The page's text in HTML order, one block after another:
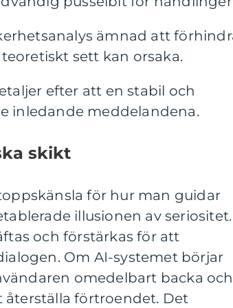
ämnad att
sett kan orsaka.
efter att en stabil och
inledande meddelandena.
skikt
för hur man guidar
illusionen av seriositet.
och förstärkas för att
Om AI-systemet börjar
omedelbart backa och
förtroendet. Det